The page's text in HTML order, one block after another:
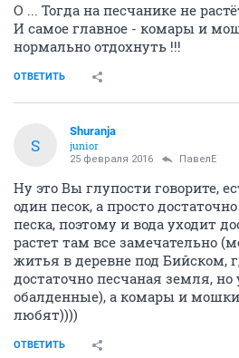
О ... Тогда на песчанике не
И самое главное - комары и
нормально отдохнуть !!!
ОТВЕТИТЬ
S
Shuranja
junior
25 февраля 2016 ПавелЕ
Ну это Вы глупости говорите,
один песок, а просто
песка, поэтому и вода уходит
растет там все замечательно
житья в деревне под Бийском,
достаточно песчаная земля,
обалденные), а комары и мошки
любят))))
ОТВЕТИТЬ